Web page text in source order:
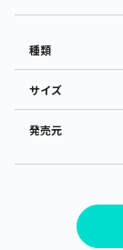
種類
サイズ
発売元